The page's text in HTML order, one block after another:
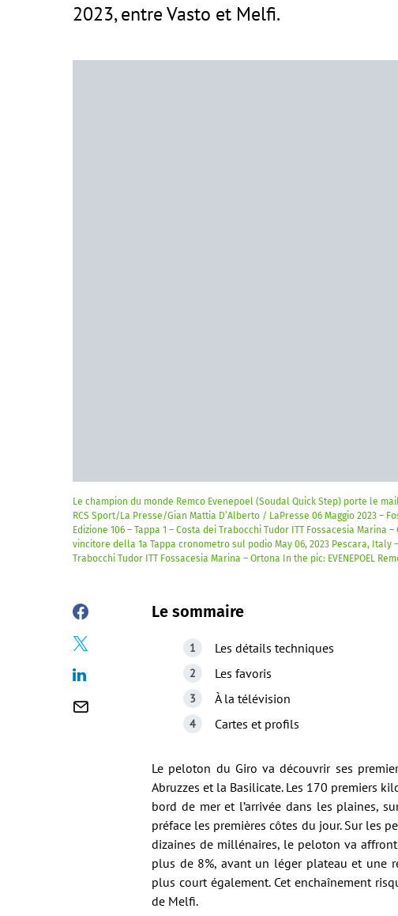
2023, entre Vasto et Melfi.
Le champion du monde Remco Evenepoel (Soudal Quick Step) porte le
RCS Sport/La Presse/Gian Mattia D’Alberto / LaPresse 06 Maggio 2023 –
Edizione 106 – Tappa 1 – Costa dei Trabocchi Tudor ITT Fossacesia Marina –
vincitore della 1a Tappa cronometro sul podio May 06, 2023 Pescara, Italy
Trabocchi Tudor ITT Fossacesia Marina – Ortona In the pic: EVENEPOEL
Le sommaire
Les détails techniques
Les favoris
À la télévision
Cartes et profils
Le peloton du Giro va découvrir ses
Abruzzes et la Basilicate. Les 170 premiers
bord de mer et l’arrivée dans les plaines,
préface les premières côtes du jour. Sur les
dizaines de millénaires, le peloton va
plus de 8%, avant un léger plateau et une
plus court également. Cet enchaînement
de Melfi.